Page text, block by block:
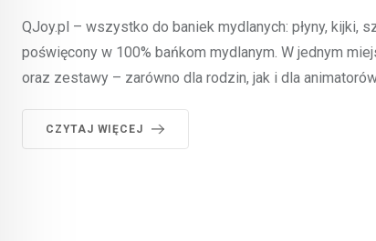
QJoy.pl – wszystko do baniek mydlanych: płyny,
poświęcony w 100% bańkom mydlanym. W jednym
oraz zestawy – zarówno dla rodzin, jak i dla
CZYTAJ WIĘCEJ